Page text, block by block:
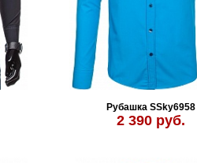
Рубашка SSky6958
2 390 руб.